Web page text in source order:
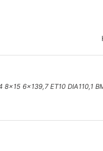
6x139,7 ET10 DIA110,1